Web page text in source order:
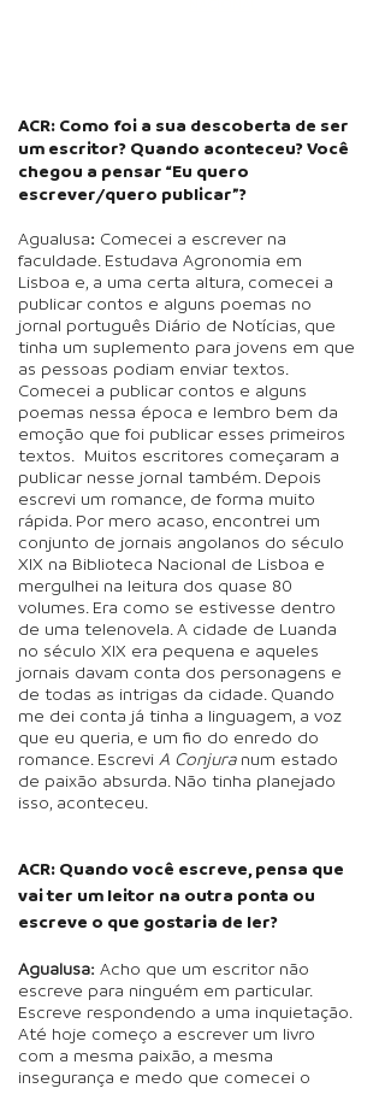
ACR: Como foi a sua descoberta de ser
um escritor? Quando aconteceu? Você
chegou a pensar “Eu quero
escrever/quero publicar”?
Agualusa: Comecei a escrever na
faculdade. Estudava Agronomia em
Lisboa e, a uma certa altura, comecei a
publicar contos e alguns poemas no
jornal português Diário de Notícias, que
tinha um suplemento para jovens em que
as pessoas podiam enviar textos.
Comecei a publicar contos e alguns
poemas nessa época e lembro bem da
emoção que foi publicar esses primeiros
textos. Muitos escritores começaram a
publicar nesse jornal também. Depois
escrevi um romance, de forma muito
rápida. Por mero acaso, encontrei um
conjunto de jornais angolanos do século
XIX na Biblioteca Nacional de Lisboa e
mergulhei na leitura dos quase 80
volumes. Era como se estivesse dentro
de uma telenovela. A cidade de Luanda
no século XIX era pequena e aqueles
jornais davam conta dos personagens e
de todas as intrigas da cidade. Quando
me dei conta já tinha a linguagem, a voz
que eu queria, e um fio do enredo do
romance. Escrevi A Conjuranum estado
de paixão absurda. Não tinha planejado
isso, aconteceu.
ACR: Quando você escreve, pensa que
vai ter um leitor na outra ponta ou
escreve o que gostaria de ler?
Agualusa: Acho que um escritor não
escreve para ninguém em particular.
Escreve respondendo a uma inquietação.
Até hoje começo a escrever um livro
com a mesma paixão, a mesma
insegurança e medo que comecei o